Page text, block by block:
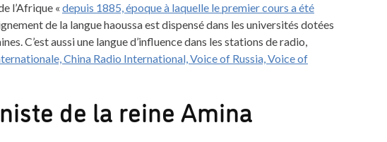
l’Afrique « depuis 1885, époque à laquelle le premier cours a été
de la langue haoussa est dispensé dans les universités dotées
C’est aussi une langue d’influence dans les stations de radio,
China Radio International, Voice of Russia, Voice of
de la reine Amina